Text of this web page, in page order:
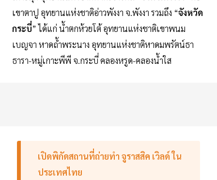
เขาตาปู อุทยานแห่งชาติอ่าวพังงา จ.พังงา รวมถึง “จังหวัด
กระบี่” ได้แก่ น้ำตกห้วยโต้ อุทยานแห่งชาติเขาพนม
เบญจา หาดถ้ำพระนาง อุทยานแห่งชาติหาดมพรัตน์ธา
ธารา-หมู่เกาะพีพี จ.กระบี่ คลองหรูด-คลองน้ำใส
เปิดพิกัดสถานที่ถ่ายทำ จูราสสิค เวิลด์ ใน
ประเทศไทย